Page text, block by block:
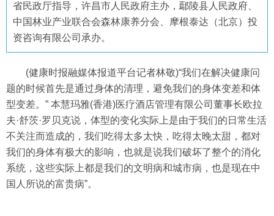
省民政厅指导，许昌市人民政府主办，鄢陵县人民政府、
中国林业产业联合会森林康养分会、摩根泰达（北京）投
资咨询有限公司承办。
(健康时报融媒体报道平台记者林敬)“我们在解决健康问
题的时候首先是通过身体的清理，避免我们的身体变差和体
型变差。” 本慧玛雅(香港)医疗酒店管理有限公司董事长欧拉
夫·舒茨·罗贝克说，体型的变化实际上是由于我们的日常生活
不关注而造成的，我们吃得太多太快，吃得太晚太甜，都对
我们的身体有极大的影响，也就是说我们破坏了整个的消化
系统，这些实际上都是我们的文明病和城市病，也是现在中
国人所说的富贵病”。